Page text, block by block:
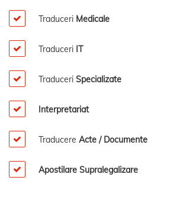
Traduceri Medicale
Traduceri IT
Traduceri Specializate
Interpretariat
Traducere Acte / Documente
Apostilare Supralegalizare